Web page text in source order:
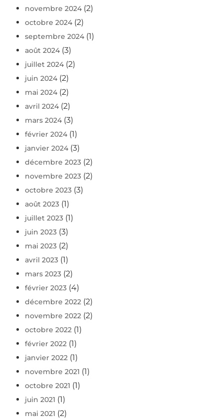
novembre 2024 (2)
octobre 2024 (2)
septembre 2024 (1)
août 2024 (3)
juillet 2024 (2)
juin 2024 (2)
mai 2024 (2)
avril 2024 (2)
mars 2024 (3)
février 2024 (1)
janvier 2024 (3)
décembre 2023 (2)
novembre 2023 (2)
octobre 2023 (3)
août 2023 (1)
juillet 2023 (1)
juin 2023 (3)
mai 2023 (2)
avril 2023 (1)
mars 2023 (2)
février 2023 (4)
décembre 2022 (2)
novembre 2022 (2)
octobre 2022 (1)
février 2022 (1)
janvier 2022 (1)
novembre 2021 (1)
octobre 2021 (1)
juin 2021 (1)
mai 2021 (2)